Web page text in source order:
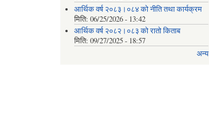
आर्थिक वर्ष २०८३।०८४ को नीति तथा कार्यक्रम
मिति: 06/25/2026 - 13:42
आर्थिक वर्ष २०८२।०८३ को रातो किताब
मिति: 09/27/2025 - 18:57
अन्य